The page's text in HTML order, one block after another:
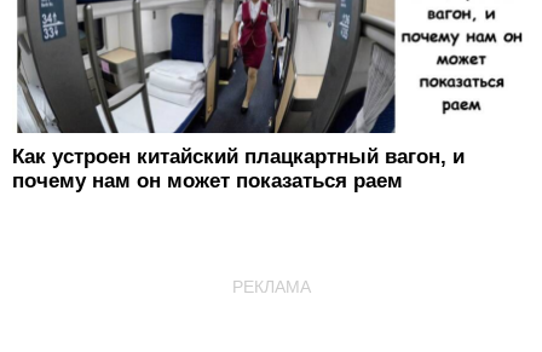
Как устроен китайский плацкартный вагон, и
почему нам он может показаться раем
РЕКЛАМА